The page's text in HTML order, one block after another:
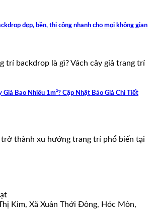
đẹp, bền, thi công nhanh cho mọi không gian
trí backdrop là gì? Vách cây giả trang trí
Giả Bao Nhiêu 1m²? Cập Nhật Báo Giá Chi Tiết
trở thành xu hướng trang trí phổ biến tại
Kim, Xã Xuân Thới Đông, Hóc Môn,